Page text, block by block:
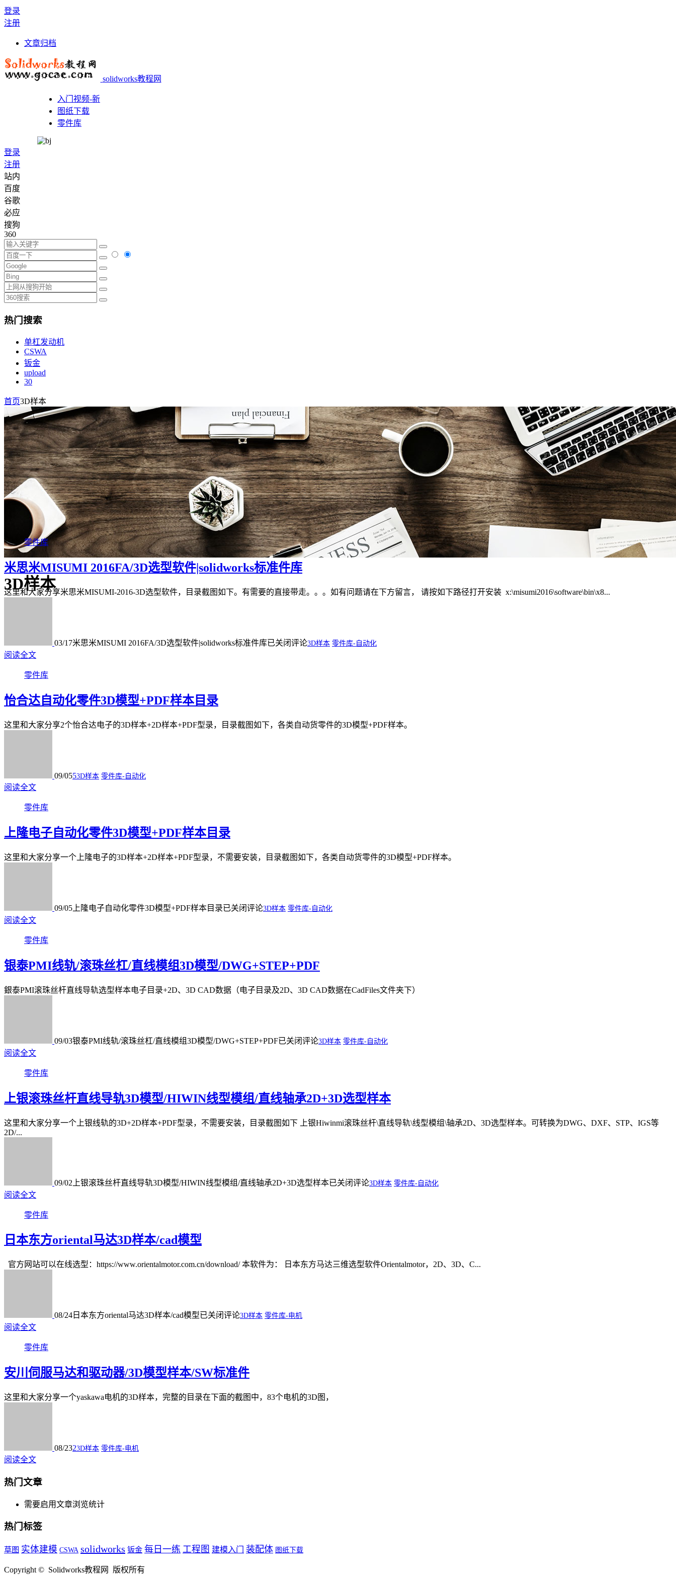
登录
注册
文章归档
solidworks教程网
入门视频-新
图纸下载
零件库
登录
注册
站内
百度
谷歌
必应
搜狗
360
热门搜索
单杠发动机
CSWA
钣金
upload
30
首页3D样本
3D样本
零件库
米思米MISUMI 2016FA/3D选型软件|solidworks标准件库
这里和大家分享米思米MISUMI-2016-3D选型软件，目录截图如下。有需要的直接带走。。。如有问题请在下方留言， 请按如下路径打开安装 x:\misumi2016\software\bin\x8...
03/17米思米MISUMI 2016FA/3D选型软件|solidworks标准件库已关闭评论3D样本 零件库-自动化
阅读全文
零件库
怡合达自动化零件3D模型+PDF样本目录
这里和大家分享2个怡合达电子的3D样本+2D样本+PDF型录，目录截图如下，各类自动货零件的3D模型+PDF样本。
09/0553D样本 零件库-自动化
阅读全文
零件库
上隆电子自动化零件3D模型+PDF样本目录
这里和大家分享一个上隆电子的3D样本+2D样本+PDF型录，不需要安装，目录截图如下，各类自动货零件的3D模型+PDF样本。
09/05 上隆电子自动化零件3D模型+PDF样本目录已关闭评论3D样本 零件库-自动化
阅读全文
零件库
银泰PMI线轨/滚珠丝杠/直线模组3D模型/DWG+STEP+PDF
銀泰PMI滚珠丝杆直线导轨选型样本电子目录+2D、3D CAD数据（电子目录及2D、3D CAD数据在CadFiles文件夹下）
09/03银泰PMI线轨/滚珠丝杠/直线模组3D模型/DWG+STEP+PDF已关闭评论3D样本 零件库-自动化
阅读全文
零件库
上银滚珠丝杆直线导轨3D模型/HIWIN线型模组/直线轴承2D+3D选型样本
这里和大家分享一个上银线轨的3D+2D样本+PDF型录，不需要安装，目录截图如下 上银Hiwinmi滚珠丝杆\直线导轨\线型模组\轴承2D、3D选型样本。可转换为DWG、DXF、STP、IGS等
2D/...
09/02 上银滚珠丝杆直线导轨3D模型/HIWIN线型模组/直线轴承2D+3D选型样本已关闭评论3D样本 零件库-自动化
阅读全文
零件库
日本东方oriental马达3D样本/cad模型
官方网站可以在线选型：https://www.orientalmotor.com.cn/download/ 本软件为： 日本东方马达三维选型软件Orientalmotor，2D、3D、C...
08/24 日本东方oriental马达3D样本/cad模型已关闭评论3D样本 零件库-电机
阅读全文
零件库
安川伺服马达和驱动器/3D模型样本/SW标准件
这里和大家分享一个yaskawa电机的3D样本，完整的目录在下面的截图中，83个电机的3D图，
08/2323D样本 零件库-电机
阅读全文
热门文章
需要启用文章浏览统计
热门标签
草图 实体建模 CSWA solidworks 钣金 每日一练 工程图 建模入门 装配体 图纸下载
Copyright © Solidworks教程网 版权所有